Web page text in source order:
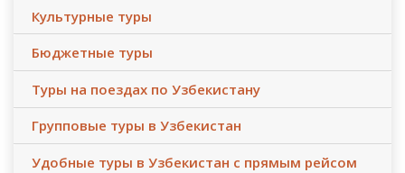
Культурные туры
Бюджетные туры
Туры на поездах по Узбекистану
Групповые туры в Узбекистан
Удобные туры в Узбекистан с прямым рейсом